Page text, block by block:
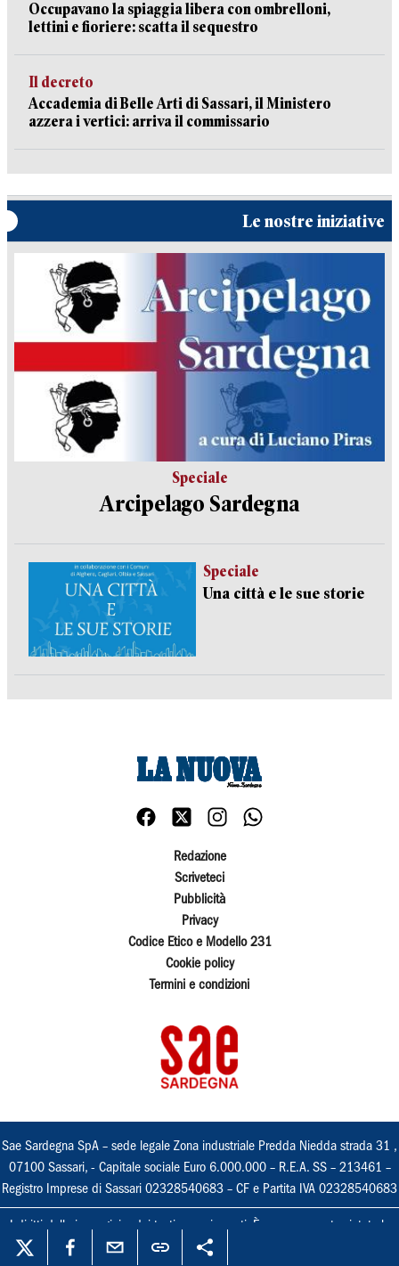
Occupavano la spiaggia libera con ombrelloni,
lettini e fioriere: scatta il sequestro
Il decreto
Accademia di Belle Arti di Sassari, il Ministero
azzera i vertici: arriva il commissario
Le nostre iniziative
Speciale
Arcipelago Sardegna
Speciale
Una città e le sue storie
Redazione
Scriveteci
Pubblicità
Privacy
Codice Etico e Modello 231
Cookie policy
Termini e condizioni
Sae Sardegna SpA – sede legale Zona industriale Predda Niedda strada 31 ,
07100 Sassari, - Capitale sociale Euro 6.000.000 – R.E.A. SS – 213461 –
Registro Imprese di Sassari 02328540683 – CF e Partita IVA 02328540683
I diritti delle immagini e dei testi sono riservati. È espressamente vietata la
loro riproduzione con qualsiasi mezzo e l'adattamento totale o parziale.